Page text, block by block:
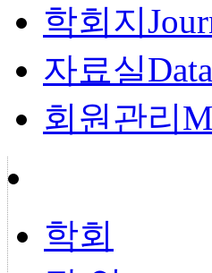
학회지
자료실Data
회원관리
학회